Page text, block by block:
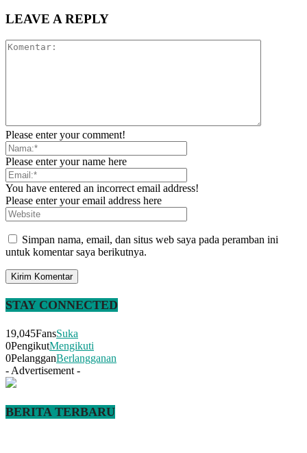
LEAVE A REPLY
Please enter your comment!
Please enter your name here
You have entered an incorrect email address!
Please enter your email address here
Simpan nama, email, dan situs web saya pada peramban ini
untuk komentar saya berikutnya.
STAY CONNECTED
19,045FansSuka
0PengikutMengikuti
0PelangganBerlangganan
- Advertisement -
BERITA TERBARU